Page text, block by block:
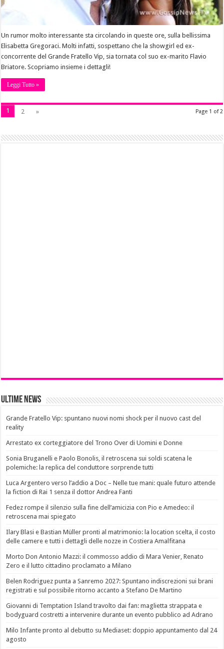
Un rumor molto interessante sta circolando in queste ore, sulla bellissima
Elisabetta Gregoraci. Molti infatti, sospettano che la showgirl ed ex-
concorrente del Grande Fratello Vip, sia tornata col suo ex-marito Flavio
Briatore. Scopriamo insieme i dettagli!
Leggi Tutto »
Page 1 of 2
1 2 »
Ultime News
Grande Fratello Vip: spuntano nuovi nomi shock per il nuovo cast del
reality
Arrestato ex corteggiatore del Trono Over di Uomini e Donne
Sonia Bruganelli e Paolo Bonolis, il retroscena sui soldi scatena le
polemiche: la replica del conduttore sorprende tutti
Luca Argentero verso l’addio a Doc – Nelle tue mani: quale futuro attende
la fiction di Rai 1 senza il dottor Andrea Fanti
Fedez rompe il silenzio sulla fine dell’amicizia con Pio e Amedeo: il
retroscena mai spiegato
Ilary Blasi e Bastian Müller pronti al matrimonio: la location scelta, il costo
delle camere e tutti i dettagli delle nozze in Costiera Amalfitana
Morto Don Antonio Mazzi: il commosso addio di Mara Venier, Renato
Zero e il lutto cittadino proclamato a Milano
Belen Rodriguez punta a Sanremo 2027: Spuntano indiscrezioni sui brani
registrati e sul possibile ritorno accanto a Stefano De Martino
Giovanni di Temptation Island travolto dai fan: maglietta strappata e
bodyguard costretti a intervenire durante un evento pubblico ad Adrano
Milo Infante pronto al debutto su Mediaset: doppio appuntamento dal 24
agosto